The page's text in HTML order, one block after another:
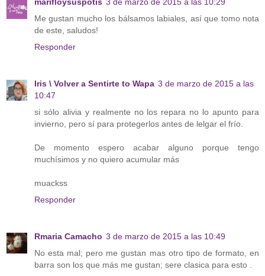
Me gustan mucho los bálsamos labiales, así que tomo nota
de este, saludos!
Responder
Iris \ Volver a Sentirte to Wapa 3 de marzo de 2015 a las
10:47
si sólo alivia y realmente no los repara no lo apunto para
invierno, pero sí para protegerlos antes de lelgar el frío.
De momento espero acabar alguno porque tengo
muchísimos y no quiero acumular más
muackss
Responder
Rmaria Camacho 3 de marzo de 2015 a las 10:49
No esta mal; pero me gustan mas otro tipo de formato, en
barra son los que más me gustan; sere clasica para esto .